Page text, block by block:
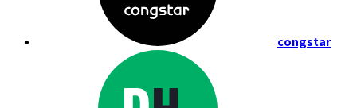
congstar